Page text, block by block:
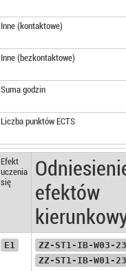
Inne (kontaktowe)
Inne (bezkontaktowe)
Suma godzin
Liczba punktów ECTS
Efekt
uczenia
się
efektów
E1
ZZ-ST1-IB-W03-
ZZ-ST1-IB-W01-